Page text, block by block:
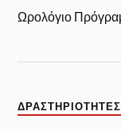
Ωρολόγιο
ΔΡΑΣΤΗΡΙΌΤΗΤΕΣ